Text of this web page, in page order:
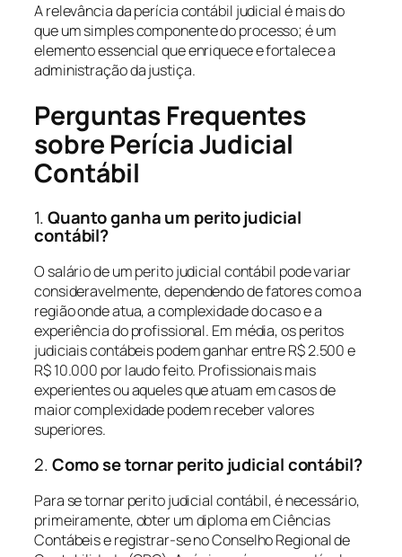
A relevância da perícia contábil judicial é mais do
que um simples componente do processo; é um
elemento essencial que enriquece e fortalece a
administração da justiça.
Perguntas Frequentes
sobre Perícia Judicial
Contábil
1.Quanto ganha um perito judicial
contábil?
O salário de um perito judicial contábil pode variar
consideravelmente, dependendo de fatores como a
região onde atua, a complexidade do caso e a
experiência do profissional. Em média, os peritos
judiciais contábeis podem ganhar entre R$ 2.500 e
R$ 10.000 por laudo feito. Profissionais mais
experientes ou aqueles que atuam em casos de
maior complexidade podem receber valores
superiores.
2.Como se tornar perito judicial contábil?
Para se tornar perito judicial contábil, é necessário,
primeiramente, obter um diploma em Ciências
Contábeis e registrar-se no Conselho Regional de